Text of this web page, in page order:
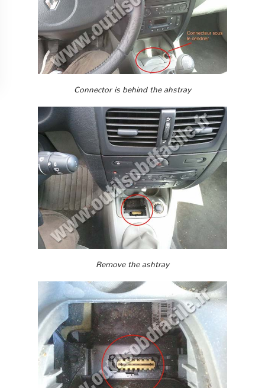
Connector is behind the ahstray
Remove the ashtray